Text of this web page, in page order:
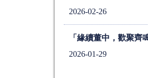
2026-02-26
「緣續董中，歡聚齊
2026-01-29